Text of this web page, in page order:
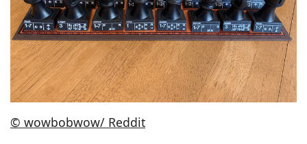
© wowbobwow/ Reddit